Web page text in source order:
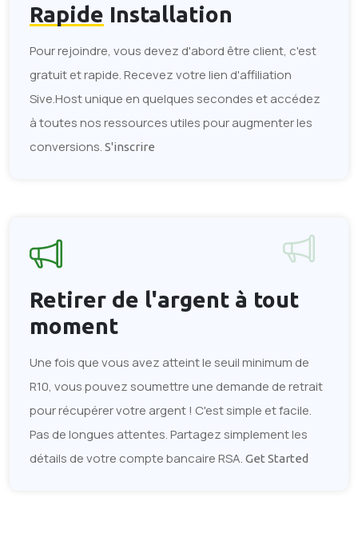
Rapide Installation
Pour rejoindre, vous devez d'abord être client, c'est
gratuit et rapide. Recevez votre lien d'affiliation
Sive.Host unique en quelques secondes et accédez
à toutes nos ressources utiles pour augmenter les
conversions. S'inscrire
Retirer de l'argent à tout
moment
Une fois que vous avez atteint le seuil minimum de
R10, vous pouvez soumettre une demande de retrait
pour récupérer votre argent ! C'est simple et facile.
Pas de longues attentes. Partagez simplement les
détails de votre compte bancaire RSA. Get Started